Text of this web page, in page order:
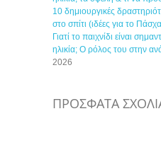
10 δημιουργικές
στο σπίτι (ιδέες για το
Γιατί το παιχνίδι είναι
ηλικία; Ο ρόλος του στην
2026
ΠΡΟΣΦΑΤΑ